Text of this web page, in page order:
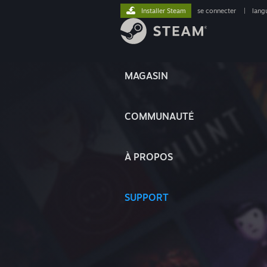
MAGASIN
COMMUNAUTÉ
À PROPOS
SUPPORT
Installer Steam se connecter